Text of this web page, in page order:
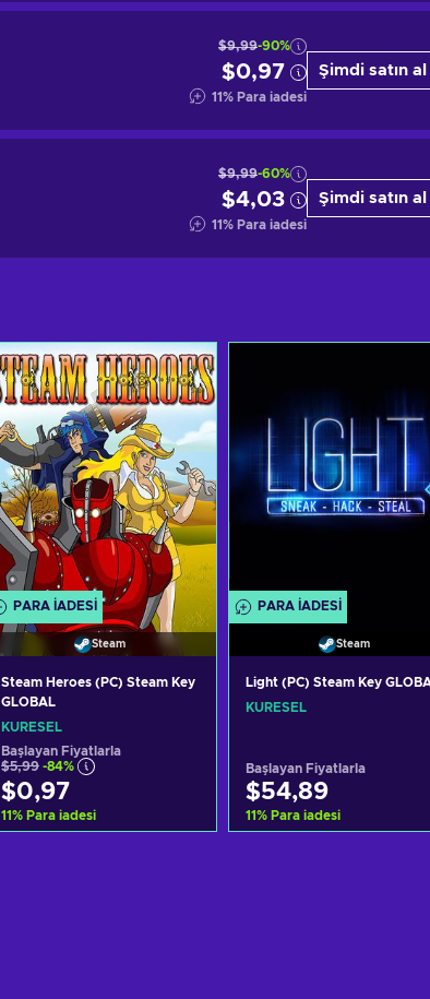
$9,99-90%
$0,97
11% Para iadesi
Şimdi satın al
$9,99-60%
$4,03
11% Para iadesi
Şimdi satın al
PARA IADESI
Steam
Steam Heroes (PC) Steam Key
GLOBAL
KÜRESEL
Başlayan Fiyatlarla
$5,99 -84%
$0,97
11% Para iadesi
PARA IADESI
Steam
Light (PC) Steam Key
KÜRESEL
Başlayan Fiyatlarla
$54,89
11% Para iadesi